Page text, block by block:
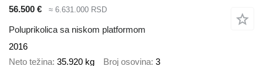
56.500 €
≈ 6.631.000 RSD
Poluprikolica sa niskom platformom
2016
Neto težina 35.920 kg Broj osovina 3